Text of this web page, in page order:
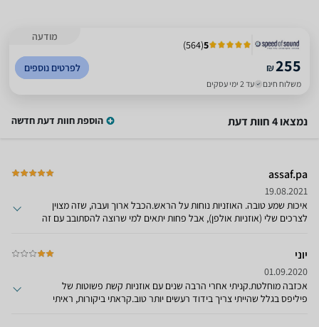
מודעה
5
(
564
)
₪255
משלוח חינם עד 2 ימי עסקים
לפרטים נוספים
נמצאו 4 חוות דעת הוספת חוות דעת חדשה
assaf.pa
19.08.2021
איכות שמע טובה. האוזניות נוחות על הראש.הכבל ארוך ועבה, שזה מצוין
לצרכים שלי (אוזניות אולפן), אבל פחות יתאים למי שרוצה להסתובב עם זה
יוני
01.09.2020
אכזבה מוחלטת.קניתי אחרי הרבה שנים עם אוזניות קשת פשוטות של
פיליפס בגלל שהייתי צריך בידוד רעשים יותר טוב.קראתי ביקורות, ראיתי